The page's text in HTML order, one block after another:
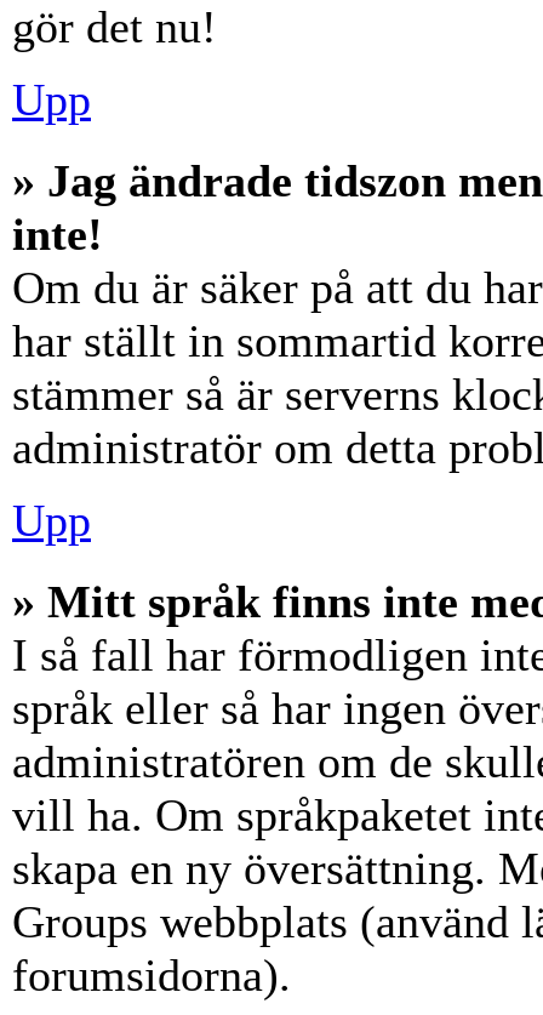
gör det nu!
Upp
» Jag ändrade tidszon
inte!
Om du är säker på att du
har ställt in sommartid
stämmer så är serverns
administratör om detta
Upp
» Mitt språk finns inte
I så fall har förmodligen
språk eller så har ingen
administratören om de
vill ha. Om språkpaketet
skapa en ny översättning.
Groups webbplats (använd
forumsidorna).